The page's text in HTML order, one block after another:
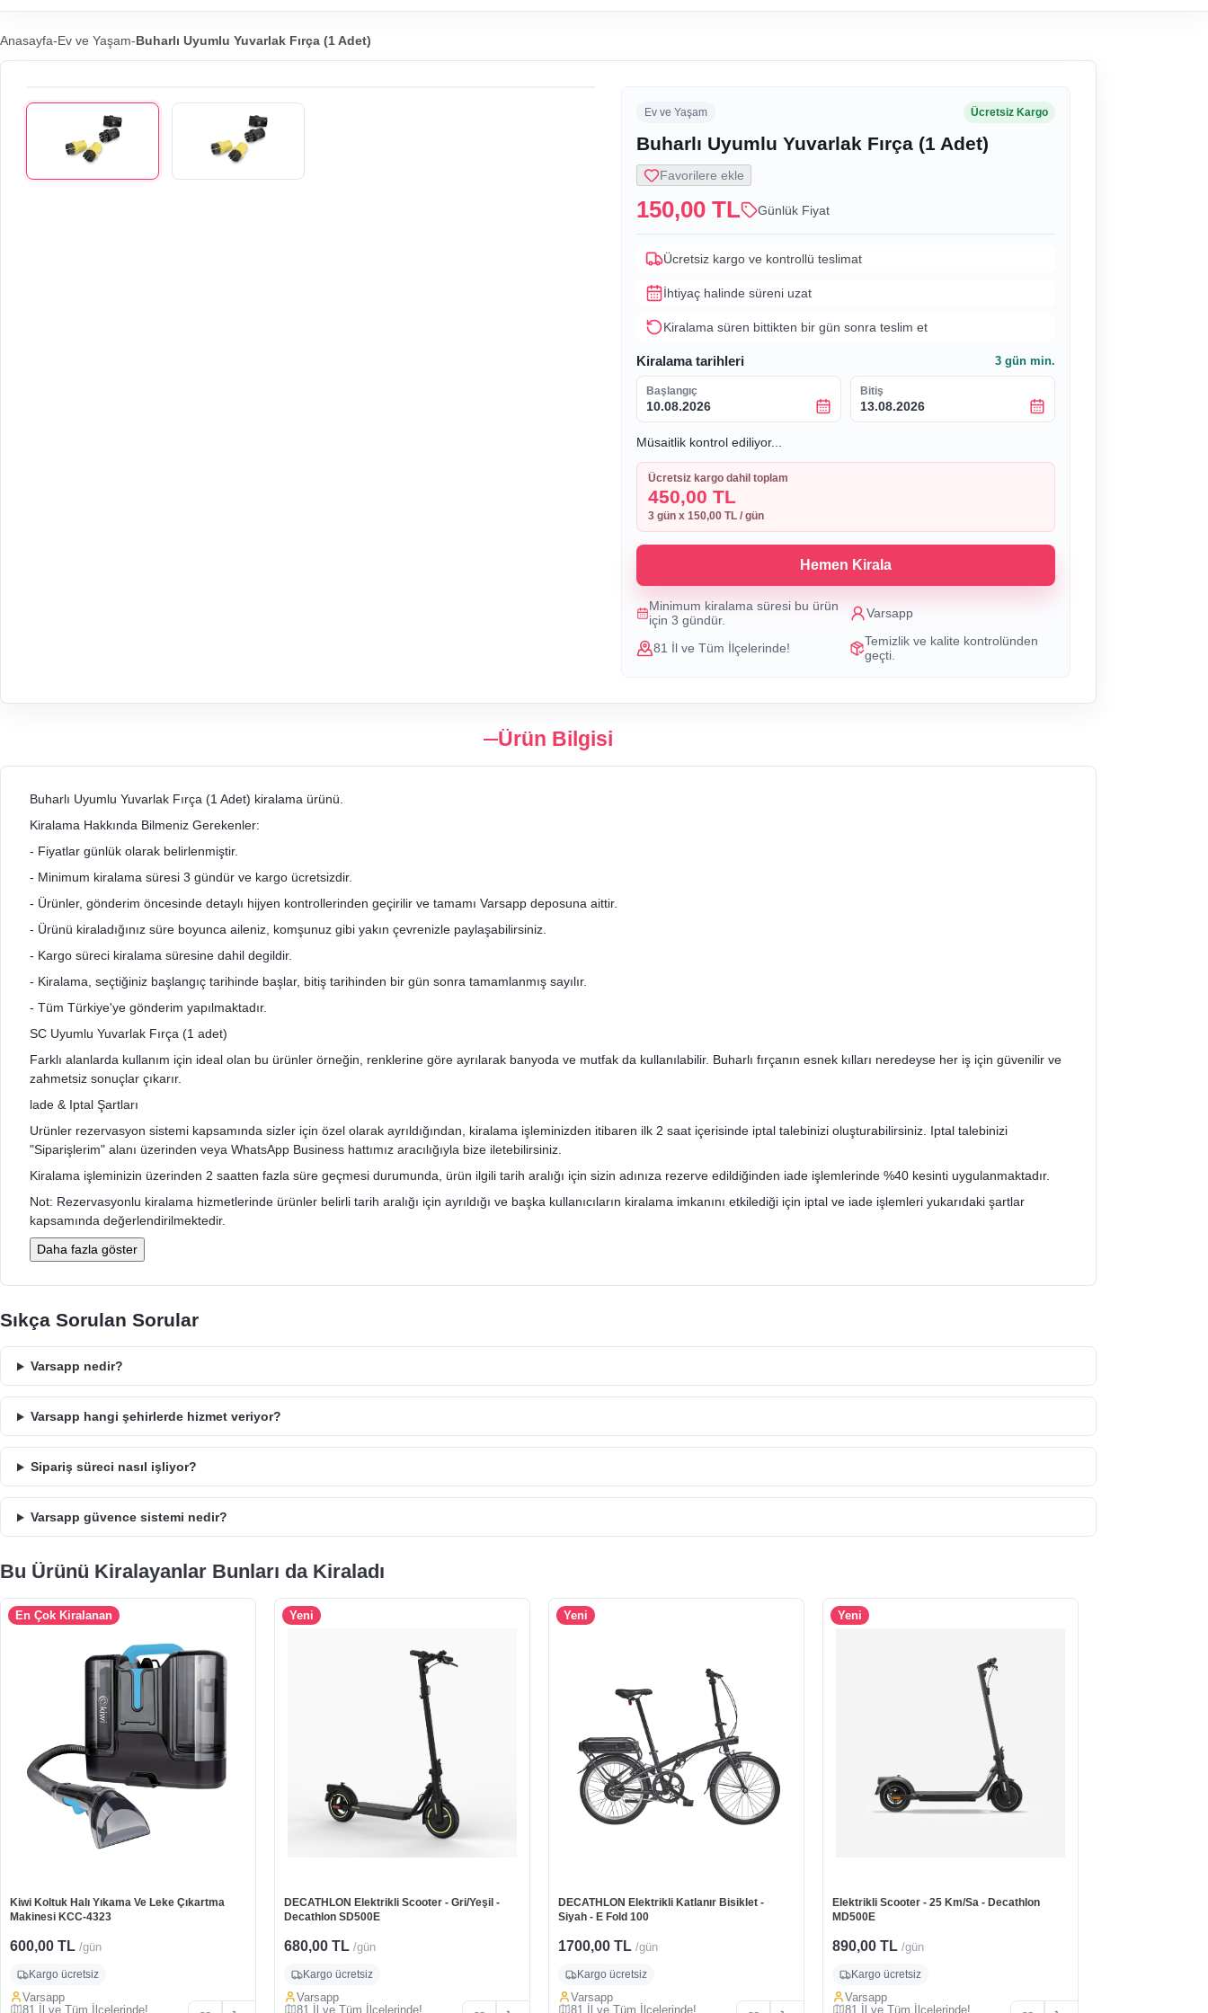
Anasayfa-Ev ve Yaşam-Buharlı Uyumlu Yuvarlak Fırça (1 Adet)
Ev ve Yaşam Ücretsiz Kargo
Buharlı Uyumlu Yuvarlak Fırça (1 Adet)
Favorilere ekle
150,00 TL Günlük Fiyat
Ücretsiz kargo ve kontrollü teslimat
İhtiyaç halinde süreni uzat
Kiralama süren bittikten bir gün sonra teslim et
Kiralama tarihleri 3 gün min.
Başlangıç
10.08.2026
Bitiş
13.08.2026
Müsaitlik kontrol ediliyor...
Ücretsiz kargo dahil toplam
450,00 TL
3 gün x 150,00 TL / gün
Hemen Kirala
Minimum kiralama süresi bu ürün
için 3 gündür. Varsapp
81 İl ve Tüm İlçelerinde!
Temizlik ve kalite kontrolünden
geçti.
Ürün Bilgisi
Buharlı Uyumlu Yuvarlak Fırça (1 Adet) kiralama ürünü.
Kiralama Hakkında Bilmeniz Gerekenler:
- Fiyatlar günlük olarak belirlenmiştir.
- Minimum kiralama süresi 3 gündür ve kargo ücretsizdir.
- Ürünler, gönderim öncesinde detaylı hijyen kontrollerinden geçirilir ve tamamı Varsapp deposuna aittir.
- Ürünü kiraladığınız süre boyunca aileniz, komşunuz gibi yakın çevrenizle paylaşabilirsiniz.
- Kargo süreci kiralama süresine dahil degildir.
- Kiralama, seçtiğiniz başlangıç tarihinde başlar, bitiş tarihinden bir gün sonra tamamlanmış sayılır.
- Tüm Türkiye'ye gönderim yapılmaktadır.
SC Uyumlu Yuvarlak Fırça (1 adet)
Farklı alanlarda kullanım için ideal olan bu ürünler örneğin, renklerine göre ayrılarak banyoda ve mutfak da kullanılabilir. Buharlı fırçanın esnek kılları neredeyse her iş için güvenilir ve
zahmetsiz sonuçlar çıkarır.
lade & Iptal Şartları
Urünler rezervasyon sistemi kapsamında sizler için özel olarak ayrıldığından, kiralama işleminizden itibaren ilk 2 saat içerisinde iptal talebinizi oluşturabilirsiniz. Iptal talebinizi
"Siparişlerim" alanı üzerinden veya WhatsApp Business hattımız aracılığıyla bize iletebilirsiniz.
Kiralama işleminizin üzerinden 2 saatten fazla süre geçmesi durumunda, ürün ilgili tarih aralığı için sizin adınıza rezerve edildiğinden iade işlemlerinde %40 kesinti uygulanmaktadır.
Not: Rezervasyonlu kiralama hizmetlerinde ürünler belirli tarih aralığı için ayrıldığı ve başka kullanıcıların kiralama imkanını etkilediği için iptal ve iade işlemleri yukarıdaki şartlar
kapsamında değerlendirilmektedir.
Daha fazla göster
Sıkça Sorulan Sorular
Varsapp nedir?
Varsapp hangi şehirlerde hizmet veriyor?
Sipariş süreci nasıl işliyor?
Varsapp güvence sistemi nedir?
Bu Ürünü Kiralayanlar Bunları da Kiraladı
En Çok Kiralanan
Kiwi Koltuk Halı Yıkama Ve Leke Çıkartma
Makinesi KCC-4323
600,00 TL /gün
Kargo ücretsiz
Varsapp
81 İl ve Tüm İlçelerinde!
Yeni
DECATHLON Elektrikli Scooter - Gri/Yeşil -
Decathlon SD500E
680,00 TL /gün
Kargo ücretsiz
Varsapp
81 İl ve Tüm İlçelerinde!
Yeni
DECATHLON Elektrikli Katlanır Bisiklet -
Siyah - E Fold 100
1700,00 TL /gün
Kargo ücretsiz
Varsapp
81 İl ve Tüm İlçelerinde!
Yeni
Elektrikli Scooter - 25 Km/Sa - Decathlon
MD500E
890,00 TL /gün
Kargo ücretsiz
Varsapp
81 İl ve Tüm İlçelerinde!